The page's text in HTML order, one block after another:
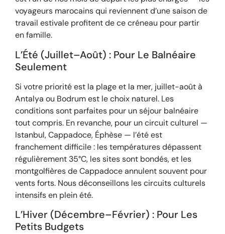
voyageurs marocains qui reviennent d’une saison de
travail estivale profitent de ce créneau pour partir
en famille.
L’Été (Juillet–Août) : Pour Le Balnéaire
Seulement
Si votre priorité est la plage et la mer, juillet-août à
Antalya ou Bodrum est le choix naturel. Les
conditions sont parfaites pour un séjour balnéaire
tout compris. En revanche, pour un circuit culturel —
Istanbul, Cappadoce, Éphèse — l’été est
franchement difficile : les températures dépassent
régulièrement 35°C, les sites sont bondés, et les
montgolfières de Cappadoce annulent souvent pour
vents forts. Nous déconseillons les circuits culturels
intensifs en plein été.
L’Hiver (Décembre–Février) : Pour Les
Petits Budgets